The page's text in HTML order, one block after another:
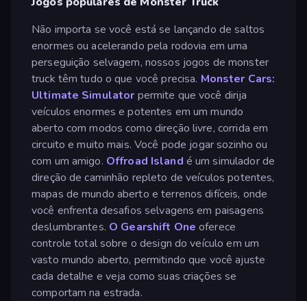
Não importa se você está se lançando de saltos
enormes ou acelerando pela rodovia em uma
perseguição selvagem, nossos jogos de monster
truck têm tudo o que você precisa. Monster Cars:
Ultimate Simulator permite que você dirija
veículos enormes e potentes em um mundo
aberto com modos como direção livre, corrida em
circuito e muito mais. Você pode jogar sozinho ou
com um amigo. Offroad Island é um simulador de
direção de caminhão repleto de veículos potentes,
mapas de mundo aberto e terrenos difíceis, onde
você enfrenta desafios selvagens em paisagens
deslumbrantes. O Gearshift One oferece
controle total sobre o design do veículo em um
vasto mundo aberto, permitindo que você ajuste
cada detalhe e veja como suas criações se
comportam na estrada.